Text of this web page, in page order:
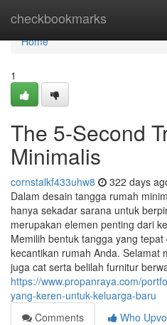
checkbookmarks
Home
Home
1
The 5-Second
Minimalis
cornstalkf433uhw8 322 days
Dalam desain tangga rumah
hanya sekadar sarana untuk
merupakan elemen penting dari
Memilih bentuk tangga yang
kecantikan rumah Anda. Selamat
juga cat serta belilah furnitur
https://www.propanraya.com/
yang-keren-untuk-keluarga-baru
Comments
Who